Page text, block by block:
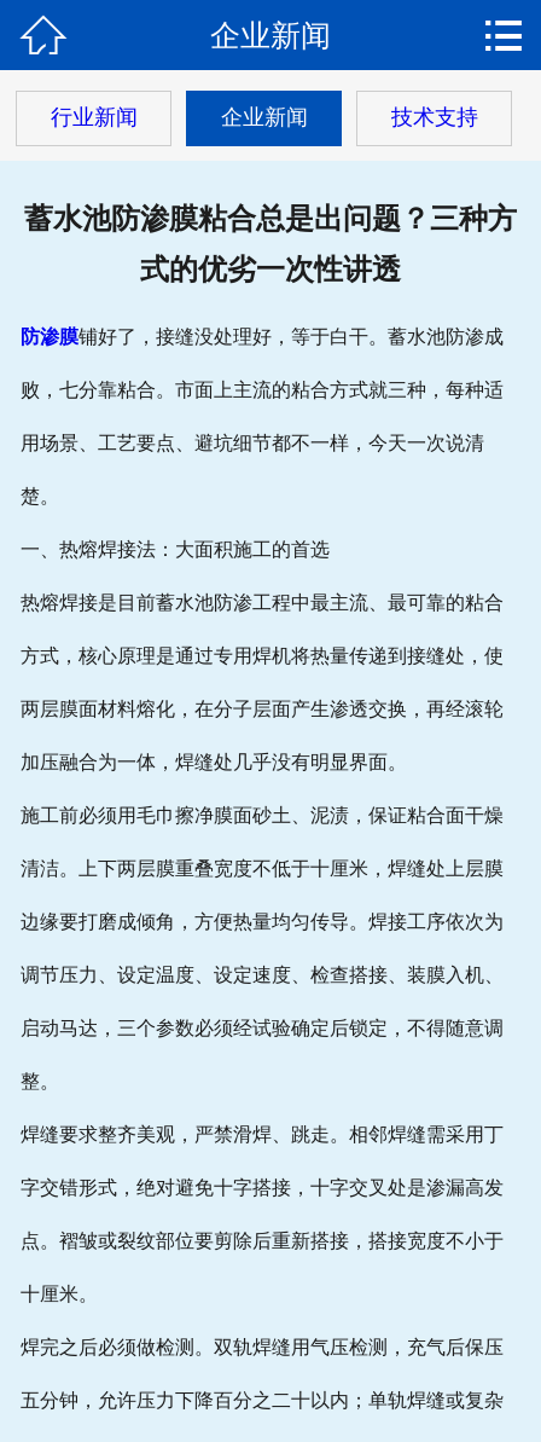
关于我们
产品中心
新闻动态
工程案例
公司资质
在线留言
 企业新闻 
行业新闻 企业新闻 技术支持
蓄水池防渗膜粘合总是出问题？三种方
式的优劣一次性讲透
防渗膜铺好了，接缝没处理好，等于白干。蓄水池防渗成
败，七分靠粘合。市面上主流的粘合方式就三种，每种适
用场景、工艺要点、避坑细节都不一样，今天一次说清
楚。
一、热熔焊接法：大面积施工的首选
热熔焊接是目前蓄水池防渗工程中最主流、最可靠的粘合
方式，核心原理是通过专用焊机将热量传递到接缝处，使
两层膜面材料熔化，在分子层面产生渗透交换，再经滚轮
加压融合为一体，焊缝处几乎没有明显界面。
施工前必须用毛巾擦净膜面砂土、泥渍，保证粘合面干燥
清洁。上下两层膜重叠宽度不低于十厘米，焊缝处上层膜
边缘要打磨成倾角，方便热量均匀传导。焊接工序依次为
调节压力、设定温度、设定速度、检查搭接、装膜入机、
启动马达，三个参数必须经试验确定后锁定，不得随意调
整。
焊缝要求整齐美观，严禁滑焊、跳走。相邻焊缝需采用丁
字交错形式，绝对避免十字搭接，十字交叉处是渗漏高发
点。褶皱或裂纹部位要剪除后重新搭接，搭接宽度不小于
十厘米。
焊完之后必须做检测。双轨焊缝用气压检测，充气后保压
五分钟，允许压力下降百分之二十以内；单轨焊缝或复杂